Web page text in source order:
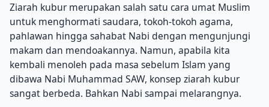
Ziarah kubur merupakan salah satu cara umat Muslim
untuk menghormati saudara, tokoh-tokoh agama,
pahlawan hingga sahabat Nabi dengan mengunjungi
makam dan mendoakannya. Namun, apabila kita
kembali menoleh pada masa sebelum Islam yang
dibawa Nabi Muhammad SAW, konsep ziarah kubur
sangat berbeda. Bahkan Nabi sampai melarangnya.